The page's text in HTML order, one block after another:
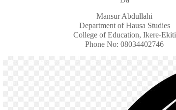
Mansur Abdullahi
Department of Hausa Studies
College of Education, Ikere-Ekiti
Phone No: 08034402746